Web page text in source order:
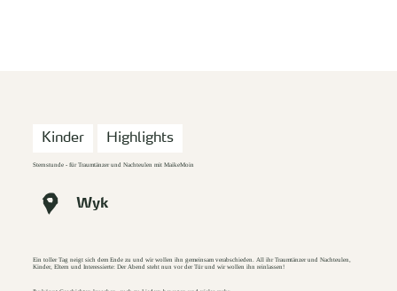
Kinder Highlights
Sternstunde - für Traumtänzer und Nachteulen mit MaikeMoin
Wyk
Ein toller Tag neigt sich dem Ende zu und wir wollen ihn gemeinsam verabschieden. All ihr Traumtänzer und Nachteulen,
Kinder, Eltern und Interessierte: Der Abend steht nun vor der Tür und wir wollen ihn reinlassen!